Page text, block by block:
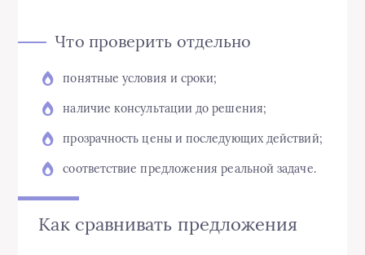
Что проверить отдельно
понятные условия и сроки;
наличие консультации до решения;
прозрачность цены и последующих действий;
соответствие предложения реальной задаче.
Как сравнивать предложения